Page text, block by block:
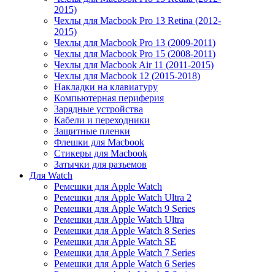
2015)
Чехлы для Macbook Pro 13 Retina (2012-
2015)
Чехлы для Macbook Pro 13 (2009-2011)
Чехлы для Macbook Pro 15 (2008-2011)
Чехлы для Macbook Air 11 (2011-2015)
Чехлы для Macbook 12 (2015-2018)
Накладки на клавиатуру
Компьютерная периферия
Зарядные устройства
Кабели и переходники
Защитные пленки
Флешки для Macbook
Стикеры для Macbook
Затычки для разъемов
Для Watch
Ремешки для Apple Watch
Ремешки для Apple Watch Ultra 2
Ремешки для Apple Watch 9 Series
Ремешки для Apple Watch Ultra
Ремешки для Apple Watch 8 Series
Ремешки для Apple Watch SE
Ремешки для Apple Watch 7 Series
Ремешки для Apple Watch 6 Series